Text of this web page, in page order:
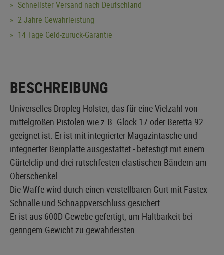
Schnellster Versand nach Deutschland
2 Jahre Gewährleistung
14 Tage Geld-zurück-Garantie
BESCHREIBUNG
Universelles Dropleg-Holster, das für eine Vielzahl von
mittelgroßen Pistolen wie z.B. Glock 17 oder Beretta 92
geeignet ist. Er ist mit integrierter Magazintasche und
integrierter Beinplatte ausgestattet - befestigt mit einem
Gürtelclip und drei rutschfesten elastischen Bändern am
Oberschenkel.
Die Waffe wird durch einen verstellbaren Gurt mit Fastex-
Schnalle und Schnappverschluss gesichert.
Er ist aus 600D-Gewebe gefertigt, um Haltbarkeit bei
geringem Gewicht zu gewährleisten.